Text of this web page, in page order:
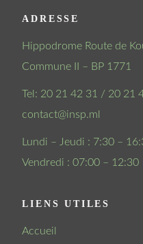
ADRESSE
Hippodrome Route de
Commune II – BP 1771
Tel: 20 21 42 31 / 20 21
contact@insp.ml
Lundi – Jeudi : 7:30 –
Vendredi : 07:00 – 12:30
LIENS UTILES
Accueil